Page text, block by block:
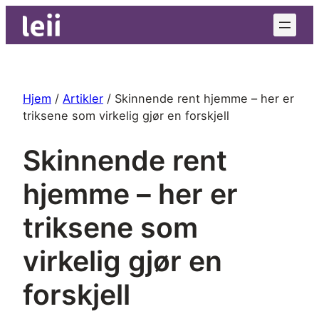
Hopp
innhold
Hjem / Artikler / Skinnende rent hjemme – her er
triksene som virkelig gjør en forskjell
Skinnende rent
hjemme – her er
triksene som
virkelig gjør en
forskjell